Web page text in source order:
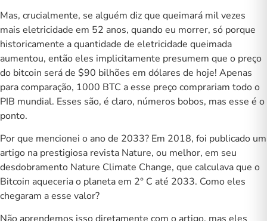
Mas, crucialmente, se alguém diz que queimará mil vezes
mais eletricidade em 52 anos, quando eu morrer, só porque
historicamente a quantidade de eletricidade queimada
aumentou, então eles implicitamente presumem que o preço
do bitcoin será de $90 bilhões em dólares de hoje! Apenas
para comparação, 1000 BTC a esse preço comprariam todo o
PIB mundial. Esses são, é claro, números bobos, mas esse é o
ponto.
Por que mencionei o ano de 2033? Em 2018, foi publicado um
artigo na prestigiosa revista Nature, ou melhor, em seu
desdobramento Nature Climate Change, que calculava que o
Bitcoin aqueceria o planeta em 2° C até 2033. Como eles
chegaram a esse valor?